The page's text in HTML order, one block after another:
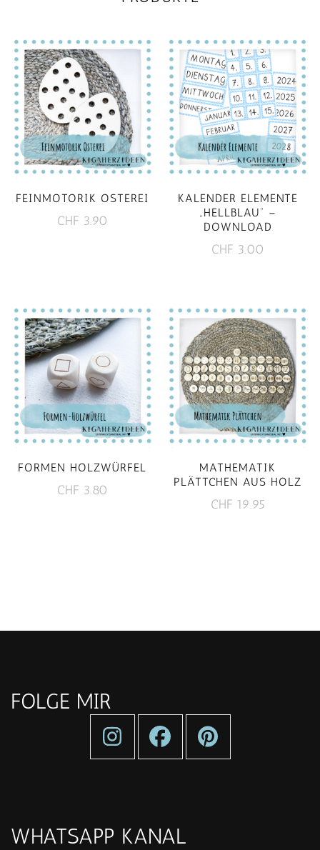
auf.
Die
Optionen
können
auf
der
Produktseite
gewählt
werden
FEINMOTORIK OSTEREI
CHF 3.90
KALENDER ELEMENTE
„HELLBLAU“ –
DOWNLOAD
CHF 3.00
FORMEN HOLZWÜRFEL
CHF 3.80
MATHEMATIK
PLÄTTCHEN AUS HOLZ
CHF 19.95
FOLGE MIR
WHATSAPP KANAL